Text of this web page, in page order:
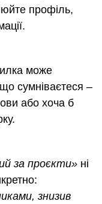
профіль,
може
сумніваєтеся –
або хоча б
за проєкти» ні
знизив